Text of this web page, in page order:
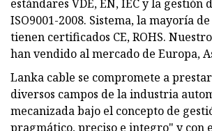
estándares VDE, EN, IEC y la gestión
ISO9001-2008. Sistema, la mayoría
tienen certificados CE, ROHS.
han vendido al mercado de Europa,
Lanka cable se compromete a
diversos campos de la industria
mecanizada bajo el concepto de
pragmático, preciso e integro" y con